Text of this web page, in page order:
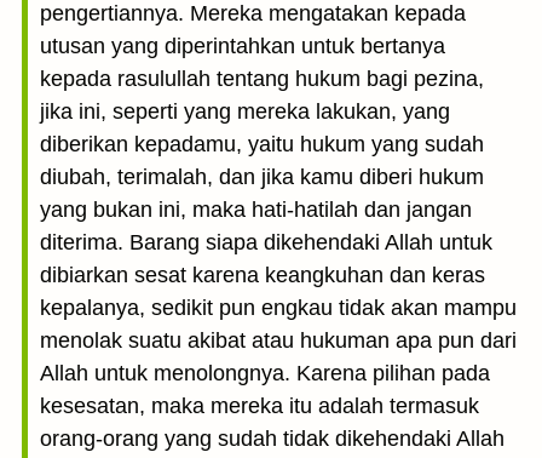
pengertiannya. Mereka mengatakan kepada
utusan yang diperintahkan untuk bertanya
kepada rasulullah tentang hukum bagi pezina,
jika ini, seperti yang mereka lakukan, yang
diberikan kepadamu, yaitu hukum yang sudah
diubah, terimalah, dan jika kamu diberi hukum
yang bukan ini, maka hati-hatilah dan jangan
diterima. Barang siapa dikehendaki Allah untuk
dibiarkan sesat karena keangkuhan dan keras
kepalanya, sedikit pun engkau tidak akan mampu
menolak suatu akibat atau hukuman apa pun dari
Allah untuk menolongnya. Karena pilihan pada
kesesatan, maka mereka itu adalah termasuk
orang-orang yang sudah tidak dikehendaki Allah